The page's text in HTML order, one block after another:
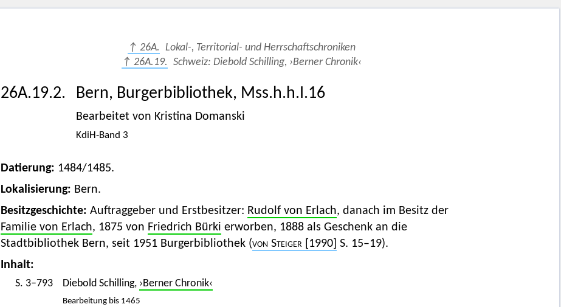
↑ 26A. Lokal-, Territorial- und Herrschaftschroniken
↑ 26A.19. Schweiz: Diebold Schilling, ›Berner Chronik‹
26A.19.2. Bern, Burgerbibliothek, Mss.h.h.I.16
Bearbeitet von Kristina Domanski
KdiH-Band 3
Datierung: 1484/1485.
Lokalisierung: Bern.
Besitzgeschichte: Auftraggeber und Erstbesitzer: Rudolf von Erlach, danach im Besitz der
Familie von Erlach, 1875 von Friedrich Bürki erworben, 1888 als Geschenk an die
Stadtbibliothek Bern, seit 1951 Burgerbibliothek (von Steiger[1990] S. 15–19).
Inhalt:
S. 3–793 Diebold Schilling, ›Berner Chronik‹
Bearbeitung bis 1465